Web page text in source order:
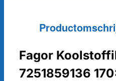
Fagor
7251859136